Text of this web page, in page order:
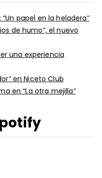
papel en la heladera”
de humo”, el nuevo
una experiencia
en Niceto Club
en “La otra mejilla”